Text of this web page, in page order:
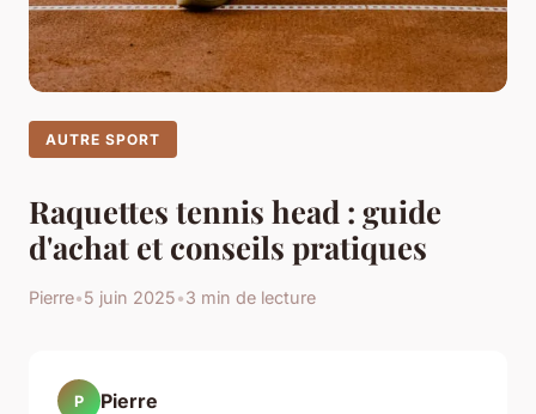
AUTRE SPORT
Raquettes tennis head : guide
d'achat et conseils pratiques
Pierre•5 juin 2025•3 min de lecture
P Pierre